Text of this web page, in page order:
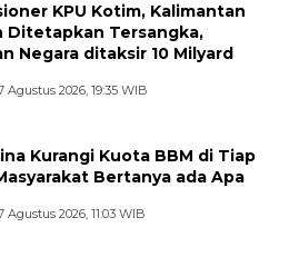
KPU Kotim, Kalimantan
Ditetapkan Tersangka,
Negara ditaksir 10 Milyard
Agustus 2026, 19:35 WIB
Kurangi Kuota BBM di Tiap
Bertanya ada Apa
Agustus 2026, 11:03 WIB